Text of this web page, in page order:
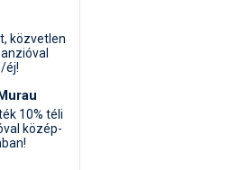
közvetlen
éj!
10% téli
közép-